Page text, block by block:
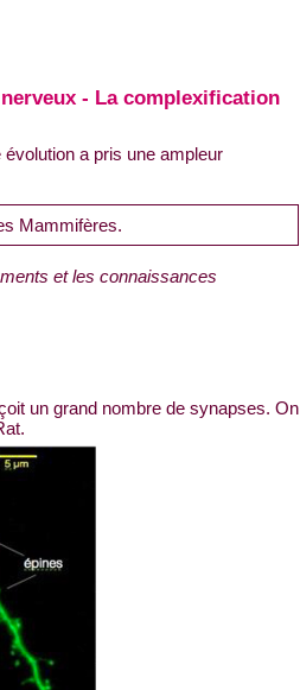
- La complexification
a pris une ampleur
Mammifères.
et les connaissances
un grand nombre de synapses. On